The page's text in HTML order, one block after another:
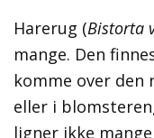
Harerug (Bistorta
mange. Den
komme over den
eller i
ligner ikke